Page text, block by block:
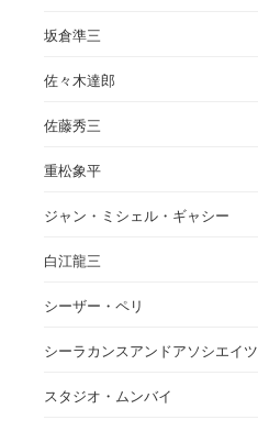
坂倉準三
佐々木達郎
佐藤秀三
重松象平
ジャン・ミシェル・ギャシー
白江龍三
シーザー・ペリ
シーラカンスアンドアソシエイツ
スタジオ・ムンバイ